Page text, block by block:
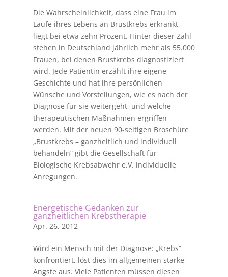
Die Wahrscheinlichkeit, dass eine Frau im
Laufe ihres Lebens an Brustkrebs erkrankt,
liegt bei etwa zehn Prozent. Hinter dieser Zahl
stehen in Deutschland jährlich mehr als 55.000
Frauen, bei denen Brustkrebs diagnostiziert
wird. Jede Patientin erzählt ihre eigene
Geschichte und hat ihre persönlichen
Wünsche und Vorstellungen, wie es nach der
Diagnose für sie weitergeht, und welche
therapeutischen Maßnahmen ergriffen
werden. Mit der neuen 90-seitigen Broschüre
„Brustkrebs – ganzheitlich und individuell
behandeln“ gibt die Gesellschaft für
Biologische Krebsabwehr e.V. individuelle
Anregungen.
Energetische Gedanken zur
ganzheitlichen Krebstherapie
Apr. 26, 2012
Wird ein Mensch mit der Diagnose: „Krebs“
konfrontiert, löst dies im allgemeinen starke
Ängste aus. Viele Patienten müssen diesen